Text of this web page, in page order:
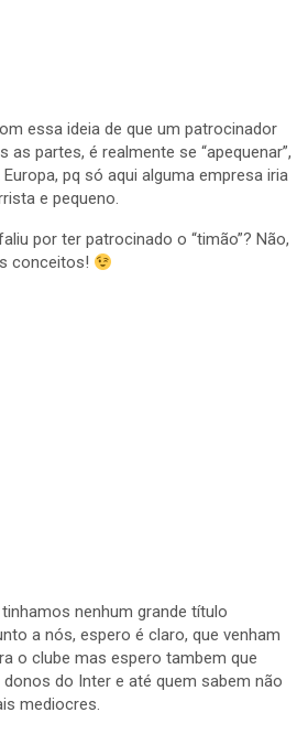
essa ideia de que um patrocinador
partes, é realmente se “apequenar”,
pq só aqui alguma empresa iria
e pequeno.
por ter patrocinado o “timão”? Não,
conceitos!
nenhum grande título
a nós, espero é claro, que venham
o clube mas espero tambem que
do Inter e até quem sabem não
mediocres.